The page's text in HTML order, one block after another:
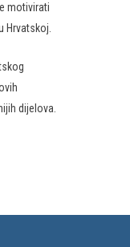
motivirati
Hrvatskoj.
dijelova.